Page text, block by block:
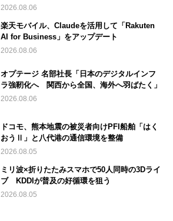
2026.08.06
楽天モバイル、Claudeを活用して「Rakuten
AI for Business」をアップデート
2026.08.06
オプテージ 名部社長「日本のデジタルインフ
ラ強靭化へ 関西から全国、海外へ羽ばたく」
2026.08.06
ドコモ、熊本地震の被災者向けPFI船舶「はく
おうⅡ」と八代港の通信環境を整備
2026.08.05
ミリ波×折りたたみスマホで50人同時の3Dライ
ブ KDDIが普及の好循環を狙う
2026.08.05